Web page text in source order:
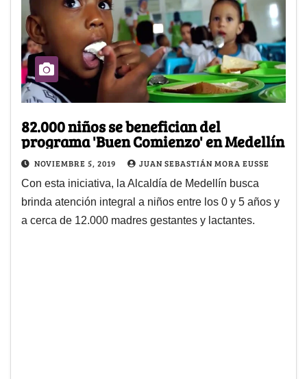
82.000 niños se benefician del
programa 'Buen Comienzo' en Medellín
NOVIEMBRE 5, 2019 JUAN SEBASTIÁN MORA EUSSE
Con esta iniciativa, la Alcaldía de Medellín busca
brinda atención integral a niños entre los 0 y 5 años y
a cerca de 12.000 madres gestantes y lactantes.